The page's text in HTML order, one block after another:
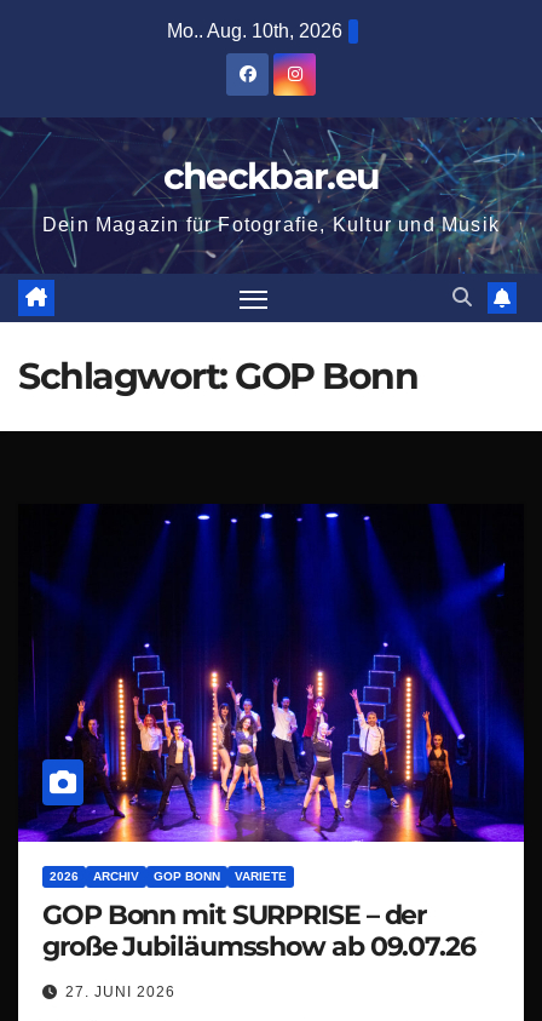
Mo.. Aug. 10th, 2026
checkbar.eu
Dein Magazin für Fotografie, Kultur und Musik
Schlagwort:GOP Bonn
2026 ARCHIV GOP BONN VARIETE
GOP Bonn mit SURPRISE – der
große Jubiläumsshow ab 09.07.26
27. JUNI 2026